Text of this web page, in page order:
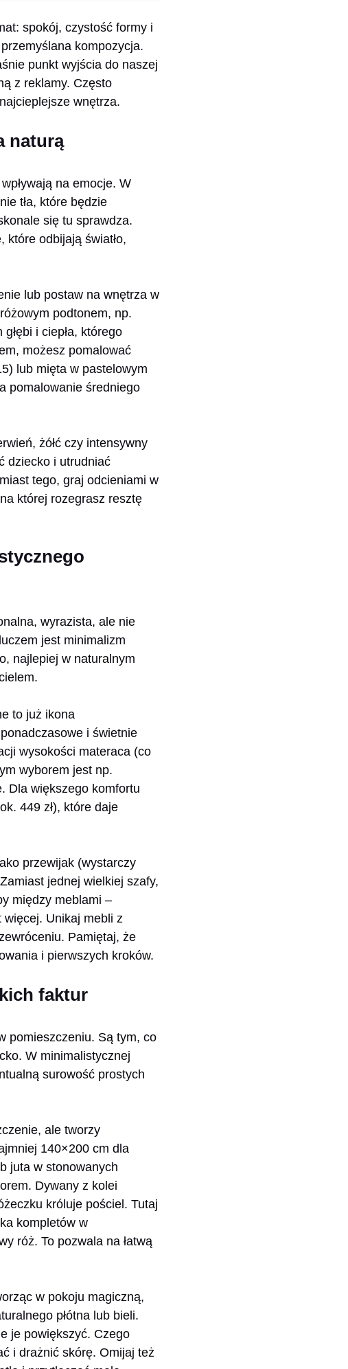
spokój, czystość formy i
kompozycja.
punkt wyjścia do naszej
z reklamy. Często
wnętrza.
naturą
na emocje. W
tła, które będzie
się tu sprawdza.
odbijają światło,
lub postaw na wnętrza w
podtonem, np.
i ciepła, którego
możesz pomalować
lub mięta w pastelowym
pomalowanie średniego
żółć czy intensywny
dziecko i utrudniać
tego, graj odcieniami w
której rozegrasz resztę
wyrazista, ale nie
jest minimalizm
najlepiej w naturalnym
to już ikona
i świetnie
wysokości materaca (co
wyborem jest np.
Dla większego komfortu
449 zł), które daje
przewijak (wystarczy
jednej wielkiej szafy,
między meblami –
Unikaj mebli z
Pamiętaj, że
i pierwszych kroków.
faktur
pomieszczeniu. Są tym, co
W minimalistycznej
surowość prostych
ale tworzy
140×200 cm dla
juta w stonowanych
Dywany z kolei
króluje pościel. Tutaj
kompletów w
róż. To pozwala na łatwą
w pokoju magiczną,
płótna lub bieli.
je powiększyć. Czego
i drażnić skórę. Omijaj też